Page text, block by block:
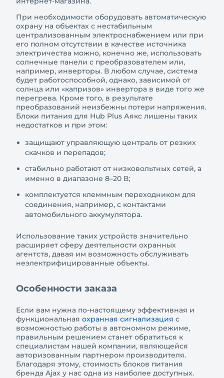
При необходимости оборудовать автоматическую
охрану на объектах с нестабильным
централизованным электроснабжением или при
его полном отсутствии в качестве источника
электричества можно, конечно же, использовать
солнечные панели с преобразователем или,
например, инверторы. В любом случае, система
будет работоспособной, однако, зависимой от
солнца или «капризов» инвертора в виде того же
перегрева. Кроме того, в результате
преобразований неизбежны потери напряжения.
Блоки питания для Hub Plus Аякс лишены таких
недостатков и при этом:
защищают управляющую централь от резких
скачков и перепадов;
стабильно работают от низковольтных сетей, а
именно в диапазоне 8–20 В;
комплектуется клеммным переходником для
соединения, например, с контактами
автомобильного аккумулятора.
Использование таких устройств значительно
расширяет сферу деятельности охранных
агентств, давая им возможность обслуживать
неэлектрифицированные объекты.
Особенности заказа
Если вам нужна по-настоящему эффективная и
функциональная охранная сигнализация с
возможностью работы в автономном режиме,
правильным решением станет обратиться к
специалистам нашей компании, являющейся
авторизованным партнером производителя.
Благодаря этому, стоимость блоков питания
бренда Ajax у нас одна из наиболее доступных.